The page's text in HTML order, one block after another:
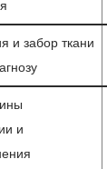
и забор ткани
и